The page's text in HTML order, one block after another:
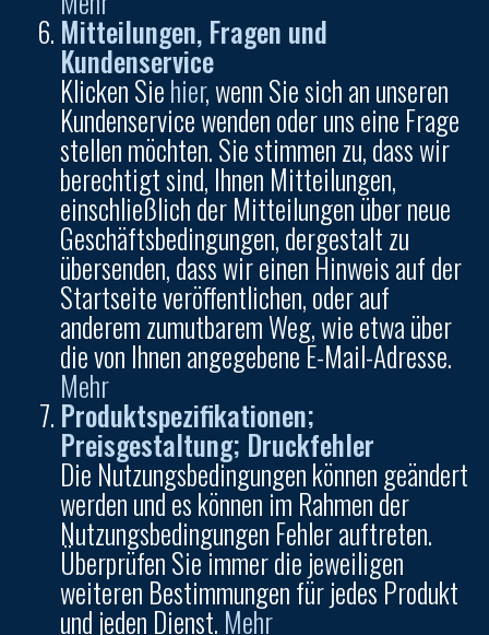
Mitteilungen, Fragen und
Kundenservice
Klicken Siehier, wenn Sie sich an unseren
Kundenservice wenden oder uns eine Frage
stellen möchten. Sie stimmen zu, dass wir
berechtigt sind, Ihnen Mitteilungen,
einschließlich der Mitteilungen über neue
Geschäftsbedingungen, dergestalt zu
übersenden, dass wir einen Hinweis auf der
Startseite veröffentlichen, oder auf
anderem zumutbarem Weg, wie etwa über
die von Ihnen angegebene E-Mail-Adresse.
Mehr
Produktspezifikationen;
Preisgestaltung; Druckfehler
Die Nutzungsbedingungen können geändert
werden und es können im Rahmen der
Nutzungsbedingungen Fehler auftreten.
Überprüfen Sie immer die jeweiligen
weiteren Bestimmungen für jedes Produkt
und jeden Dienst. Mehr